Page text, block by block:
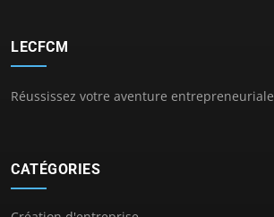
LECFCM
Réussissez votre aventure entrepreneuriale
CATÉGORIES